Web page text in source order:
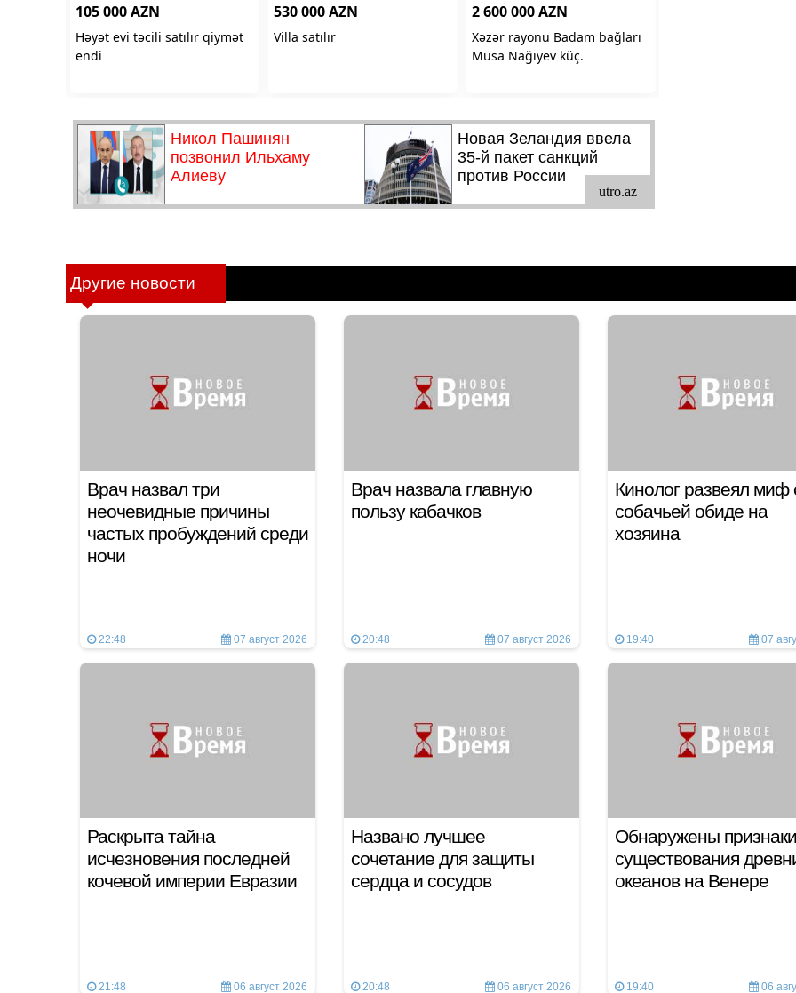
Другие новости
Врач назвал три
неочевидные причины
частых пробуждений среди
ночи
22:48 07 август 2026
Врач назвала главную
пользу кабачков
20:48 07 август 2026
Кинолог развеял миф
собачьей обиде на
хозяина
19:40 07
Раскрыта тайна
исчезновения последней
кочевой империи Евразии
21:48 06 август 2026
Названо лучшее
сочетание для защиты
сердца и сосудов
20:48 06 август 2026
Обнаружены признаки
существования
океанов на Венере
19:40 06